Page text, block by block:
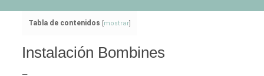
Tabla de contenidos mostrar
Instalación Bombines